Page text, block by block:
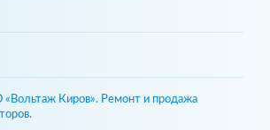
Киров». Ремонт и продажа